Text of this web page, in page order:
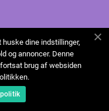
dine indstillinger,
og annoncer. Denne
brug af websiden